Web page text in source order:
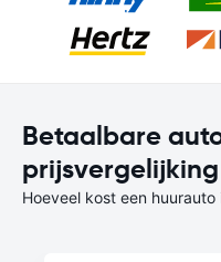
Betaalbare
prijsvergelijking
Hoeveel kost een huurauto